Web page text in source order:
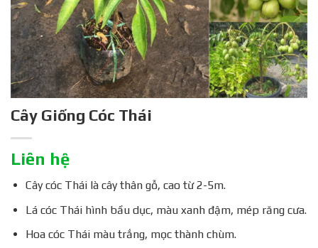
Cây Giống Cóc Thái
Liên hệ
Cây cóc Thái là cây thân gỗ, cao từ 2-5m.
Lá cóc Thái hình bầu dục, màu xanh đậm, mép răng cưa.
Hoa cóc Thái màu trắng, mọc thành chùm.